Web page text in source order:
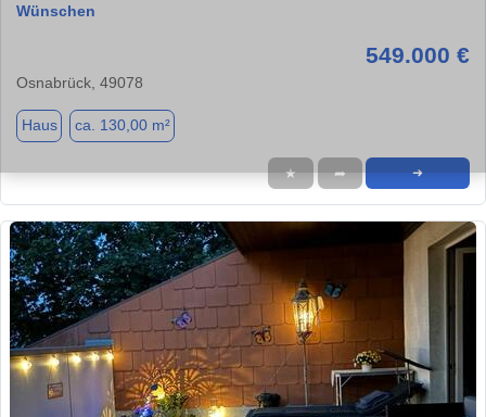
Wünschen
549.000 €
Osnabrück, 49078
Haus ca. 130,00 m²
★ ➦ ➜